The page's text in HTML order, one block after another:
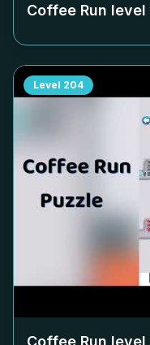
Coffee Run level
Level 204
Coffee Run level